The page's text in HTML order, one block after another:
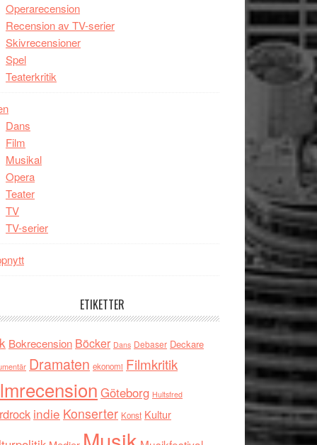
Operarecension
Recension av TV-serier
Skivrecensioner
Spel
Teaterkritik
Dans
Film
Musikal
Opera
Teater
TV
TV-serier
ETIKETTER
Bokrecension Böcker Dans Debaser Deckare
Dramaten ekonomi Filmkritik
Göteborg Hultsfred
indie Konserter Konst Kultur